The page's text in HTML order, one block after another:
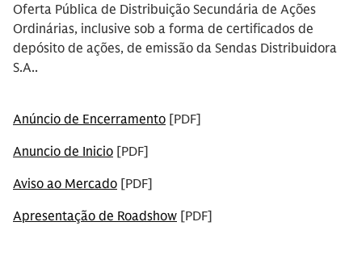
Oferta Pública de Distribuição Secundária de Ações
Ordinárias, inclusive sob a forma de certificados de
depósito de ações, de emissão da Sendas Distribuidora
S.A..
Anúncio de Encerramento [PDF]
Anuncio de Inicio [PDF]
Aviso ao Mercado [PDF]
Apresentação de Roadshow [PDF]